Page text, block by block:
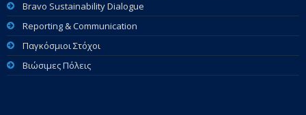
Bravo Sustainability Dialogue
Reporting & Communication
Παγκόσμιοι Στόχοι
Βιώσιμες Πόλεις